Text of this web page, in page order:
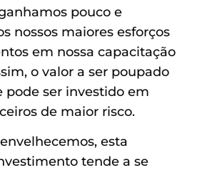
pouco e
nossos maiores esforços
em nossa capacitação
o valor a ser poupado
pode ser investido em
de maior risco.
esta
tende a se